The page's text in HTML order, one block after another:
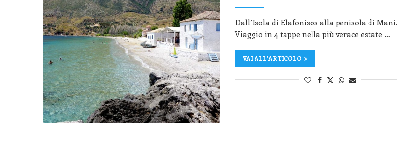
Dall’Isola di Elafonisos alla penisola di Mani.
Viaggio in 4 tappe nella più verace estate …
VAI ALL'ARTICOLO